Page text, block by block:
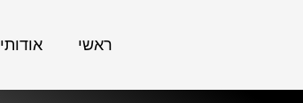
ראשי אודותי